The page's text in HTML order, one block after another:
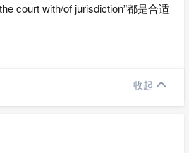
court with/of jurisdiction”都是合适
收起 